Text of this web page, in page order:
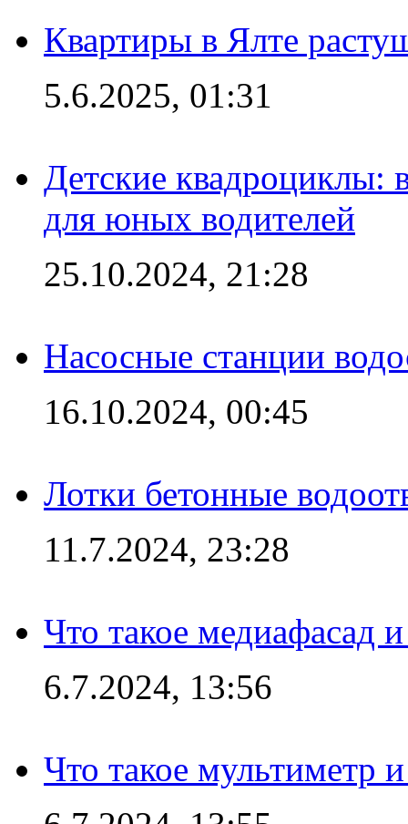
Квартиры в Ялте
5.6.2025, 01:31
Детские квадроциклы:
для юных водителей
25.10.2024, 21:28
Насосные станции
16.10.2024, 00:45
Лотки бетонные
11.7.2024, 23:28
Что такое медиафасад
6.7.2024, 13:56
Что такое мультиметр